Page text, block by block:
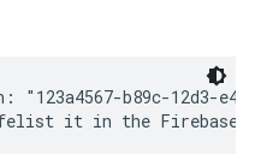
"123a4567-b89c-12d3-